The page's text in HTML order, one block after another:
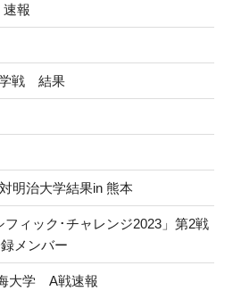
報
学戦 結果
明治大学結果in 熊本
フィック･チャレンジ2023」第2戦
メンバー
大学 A戦速報